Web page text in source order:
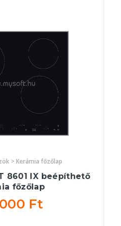
> Kerámia főzőlap
8601 IX beépíthető
főzőlap
000 Ft